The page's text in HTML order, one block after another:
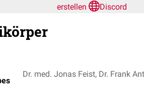
erstellen
Discord
Dr. med. Jonas Feist, Dr. Frank